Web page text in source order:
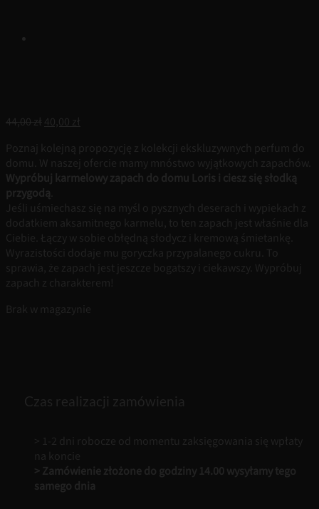
44,00zł Pierwotna
wynosiła:
44,00 zł.
40,00 zł
wynosi:
40,00 zł.
Poznaj kolejną propozycję z kolekcji ekskluzywnych perfum do
domu. W naszej ofercie mamy mnóstwo wyjątkowych zapachów.
Wypróbuj karmelowy zapach do domu Loris i ciesz się słodką
przygodą
Jeśli uśmiechasz się na myśl o pysznych deserach i wypiekach z
dodatkiem aksamitnego karmelu, to ten zapach jest właśnie dla
Ciebie. Łączy w sobie obłędną słodycz i kremową śmietankę.
Wyrazistości dodaje mu goryczka przypalanego cukru. To
sprawia, że zapach jest jeszcze bogatszy i ciekawszy. Wypróbuj
zapach z charakterem!
Brak w magazynie
Czas realizacji zamówienia
> 1-2 dni robocze od momentu zaksięgowania się wpłaty
na koncie
> Zamówienie złożone do godziny 14.00 wysyłamy tego
samego dnia